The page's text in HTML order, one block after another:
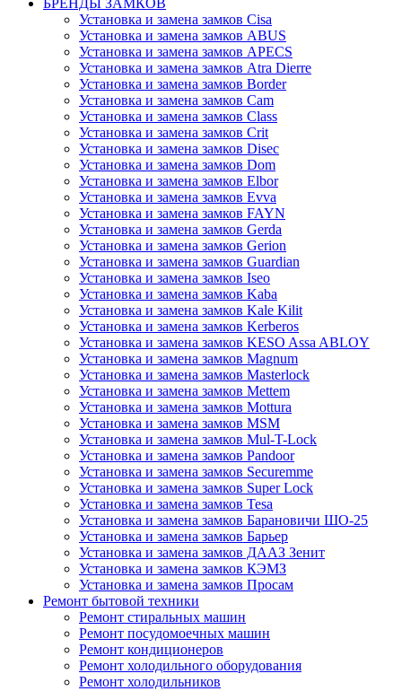
БРЕНДЫ ЗАМКОВ
Установка и замена замков Cisa
Установка и замена замков ABUS
Установка и замена замков APECS
Установка и замена замков Atra Dierre
Установка и замена замков Border
Установка и замена замков Cam
Установка и замена замков Class
Установка и замена замков Crit
Установка и замена замков Disec
Установка и замена замков Dom
Установка и замена замков Elbor
Установка и замена замков Evva
Установка и замена замков FAYN
Установка и замена замков Gerda
Установка и замена замков Gerion
Установка и замена замков Guardian
Установка и замена замков Iseo
Установка и замена замков Kaba
Установка и замена замков Kale Kilit
Установка и замена замков Kerberos
Установка и замена замков KESO Assa ABLOY
Установка и замена замков Magnum
Установка и замена замков Masterlock
Установка и замена замков Mettem
Установка и замена замков Mottura
Установка и замена замков MSM
Установка и замена замков Mul-T-Lock
Установка и замена замков Pandoor
Установка и замена замков Securemme
Установка и замена замков Super Lock
Установка и замена замков Tesa
Установка и замена замков Барановичи ШО-25
Установка и замена замков Барьер
Установка и замена замков ДААЗ Зенит
Установка и замена замков КЭМЗ
Установка и замена замков Просам
Ремонт бытовой техники
Ремонт стиральных машин
Ремонт посудомоечных машин
Ремонт кондиционеров
Ремонт холодильного оборудования
Ремонт холодильников